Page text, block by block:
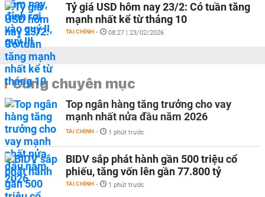
Tỷ giá USD hôm nay 23/2: Có tuần tăng
mạnh nhất kể từ tháng 10
TÀI CHÍNH - 08:27 | 23/02/2026
Cùng chuyên mục
Top ngân hàng tăng trưởng cho vay
mạnh nhất nửa đầu năm 2026
TÀI CHÍNH - 1 phút trước
BIDV sắp phát hành gần 500 triệu cổ
phiếu, tăng vốn lên gần 77.800 tỷ
TÀI CHÍNH - 1 phút trước